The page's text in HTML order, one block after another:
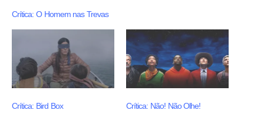
Crítica: O Homem nas Trevas
Crítica: Bird Box Crítica: Não! Não Olhe!